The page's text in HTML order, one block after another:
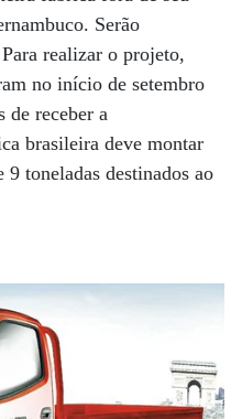
Serão
realizar o projeto,
no início de setembro
de receber a
brasileira deve montar
toneladas destinados ao